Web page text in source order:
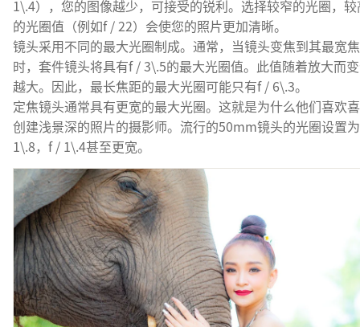
1\.4），您的图像越少，可接受的锐利。选择较窄的光圈，
的光圈值（例如f / 22）会使您的照片更加清晰。
镜头采用不同的最大光圈制成。通常，当镜头变焦到其最宽
时，套件镜头将具有f / 3\.5的最大光圈值。此值随着放大而
越大。因此，最长焦距的最大光圈可能只有f / 6\.3。
定焦镜头通常具有更宽的最大光圈。这就是为什么他们喜欢
创建浅景深的照片的摄影师。流行的50mm镜头的光圈设置
1\.8，f / 1\.4甚至更宽。